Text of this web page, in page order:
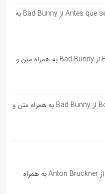
آهنگ اسپانیایی Antes que se acabe از Bad Bunny به
آهنگ اسپانیایی BOKeTE از Bad Bunny به همراه متن و
آهنگ اسپانیایی Booker T از Bad Bunny به همراه متن و
آهنگ آلمانی Zerrissen از Anton Bruckner به همراه